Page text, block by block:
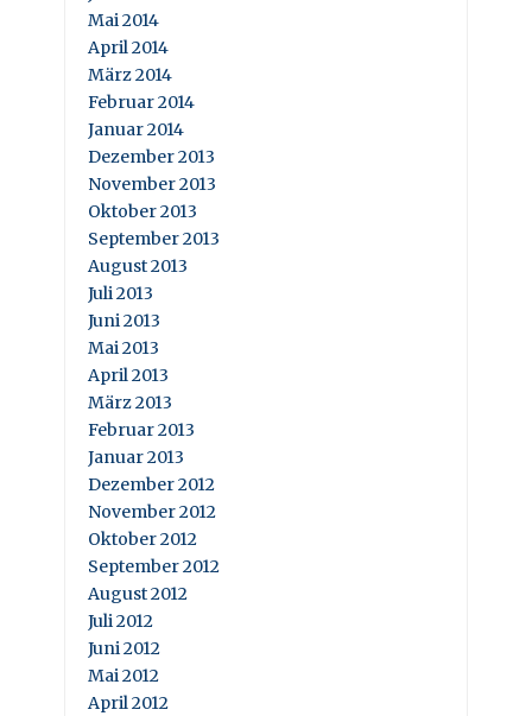
Mai 2014
April 2014
März 2014
Februar 2014
Januar 2014
Dezember 2013
November 2013
Oktober 2013
September 2013
August 2013
Juli 2013
Juni 2013
Mai 2013
April 2013
März 2013
Februar 2013
Januar 2013
Dezember 2012
November 2012
Oktober 2012
September 2012
August 2012
Juli 2012
Juni 2012
Mai 2012
April 2012